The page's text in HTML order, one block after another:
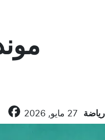
رياضة 27 مايو, 2026